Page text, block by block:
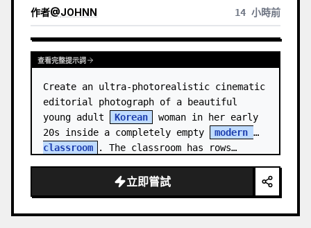
作者@JOHNN 14 小時前
查看完整提示詞
Create an ultra-photorealistic cinematic
editorial photograph of a beautiful
young adult
Korean
woman in her early
20s inside a completely empty
modern
classroom
. The classroom has rows…
立即嘗試